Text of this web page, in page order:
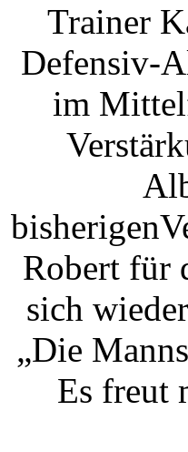
Trainer
Defensiv-
im
Robert für
sich
„Die
Es freut